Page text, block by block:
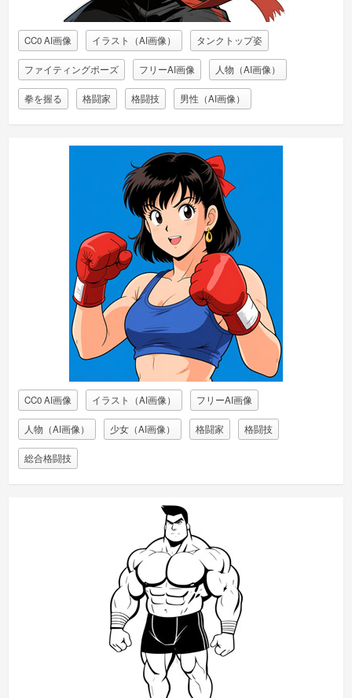
CC0 AI画像 イラスト（AI画像） タンクトップ姿
ファイティングポーズ フリーAI画像 人物（AI画像）
拳を握る 格闘家 格闘技 男性（AI画像）
CC0 AI画像 イラスト（AI画像） フリーAI画像
人物（AI画像） 少女（AI画像） 格闘家 格闘技
総合格闘技